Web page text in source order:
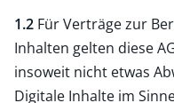
1.2 Für Verträge zur
Inhalten gelten diese
insoweit nicht etwas
Digitale Inhalte im